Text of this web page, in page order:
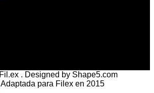
. Designed by Shape5.com
Adaptada para Filex en 2015